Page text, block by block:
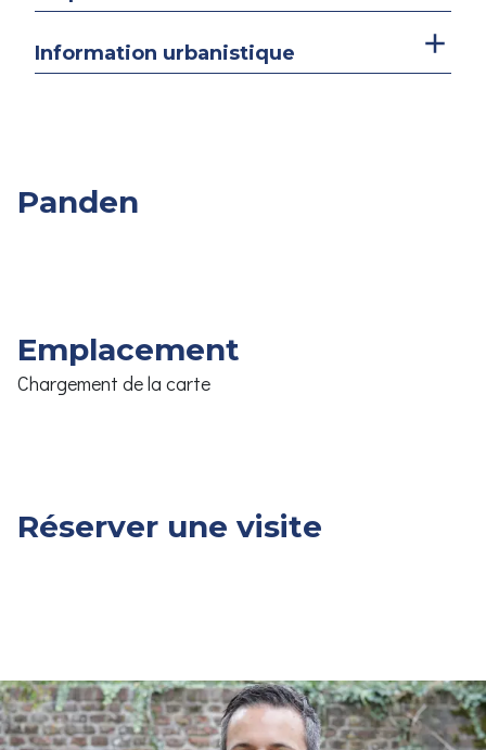
Information urbanistique
Panden
Emplacement
Chargement de la carte
Réserver une visite